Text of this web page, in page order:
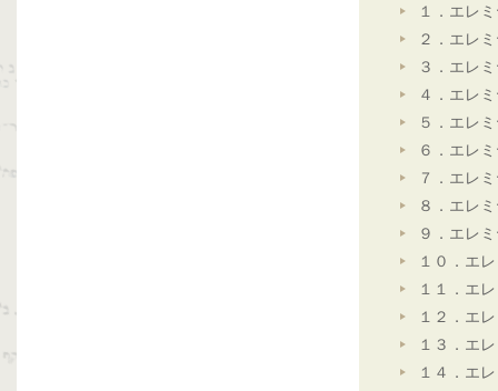
１．エレ
２．エレ
３．エレ
４．エレ
５．エレ
６．エレ
７．エレ
８．エレ
９．エレ
１０．エ
１１．エ
１２．エ
１３．エ
１４．エ